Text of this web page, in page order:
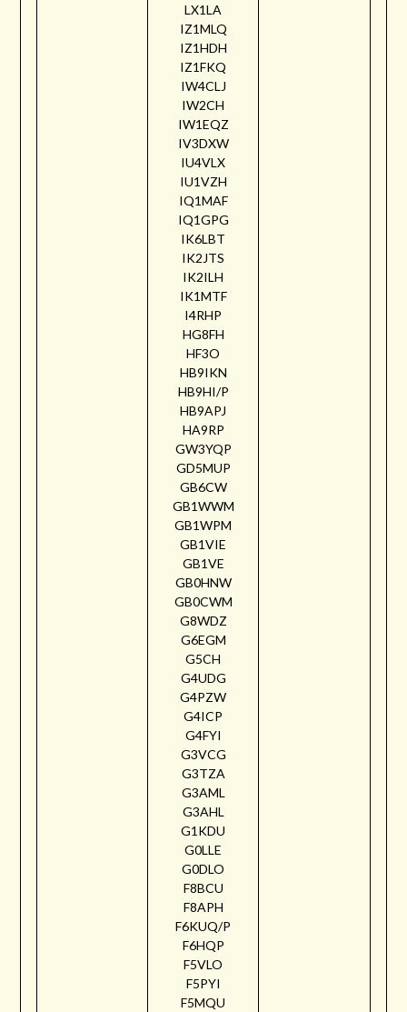
LX1LA
IZ1MLQ
IZ1HDH
IZ1FKQ
IW4CLJ
IW2CH
IW1EQZ
IV3DXW
IU4VLX
IU1VZH
IQ1MAF
IQ1GPG
IK6LBT
IK2JTS
IK2ILH
IK1MTF
I4RHP
HG8FH
HF3O
HB9IKN
HB9HI/P
HB9APJ
HA9RP
GW3YQP
GD5MUP
GB6CW
GB1WWM
GB1WPM
GB1VIE
GB1VE
GB0HNW
GB0CWM
G8WDZ
G6EGM
G5CH
G4UDG
G4PZW
G4ICP
G4FYI
G3VCG
G3TZA
G3AML
G3AHL
G1KDU
G0LLE
G0DLO
F8BCU
F8APH
F6KUQ/P
F6HQP
F5VLO
F5PYI
F5MQU